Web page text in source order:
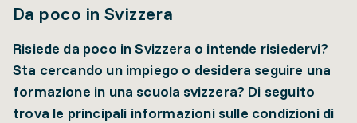
Da poco in Svizzera
Risiede da poco in Svizzera o intende risiedervi?
Sta cercando un impiego o desidera seguire una
formazione in una scuola svizzera? Di seguito
trova le principali informazioni sulle condizioni di